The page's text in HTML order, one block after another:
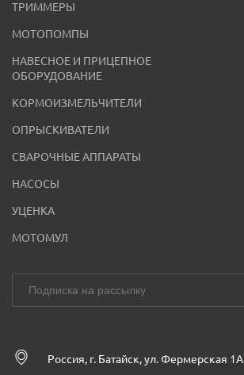
ТРИММЕРЫ
МОТОПОМПЫ
НАВЕСНОЕ И ПРИЦЕПНОЕ
ОБОРУДОВАНИЕ
КОРМОИЗМЕЛЬЧИТЕЛИ
ОПРЫСКИВАТЕЛИ
СВАРОЧНЫЕ АППАРАТЫ
НАСОСЫ
УЦЕНКА
МОТОМУЛ
Россия, г. Батайск, ул. Фермерская 1А